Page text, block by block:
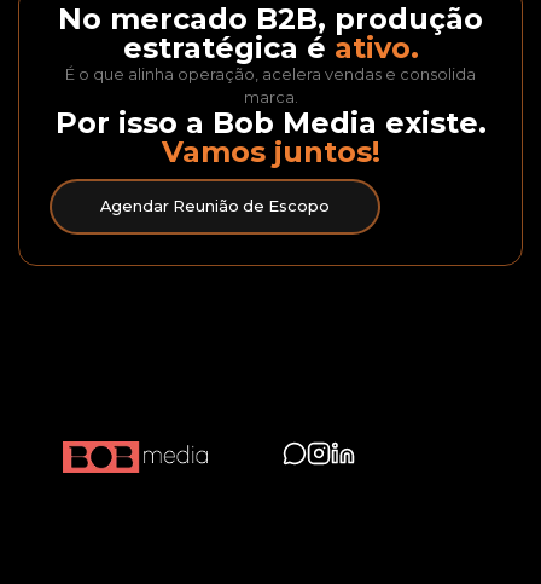
No mercado B2B, produção
estratégica é ativo.
É o que alinha operação, acelera vendas e consolida
marca.
Por isso a Bob Media existe.
Vamos juntos!
Agendar Reunião de Escopo